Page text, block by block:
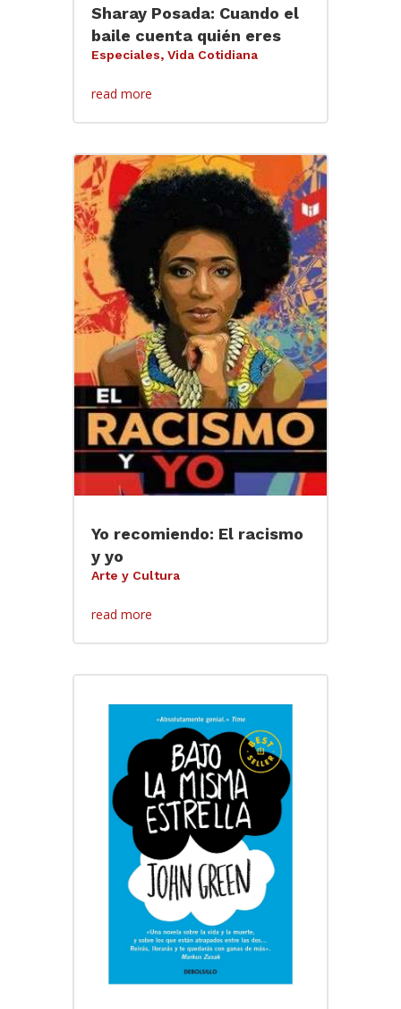
Sharay Posada: Cuando el
baile cuenta quién eres
Especiales, Vida Cotidiana
read more
Yo recomiendo: El racismo
y yo
Arte y Cultura
read more